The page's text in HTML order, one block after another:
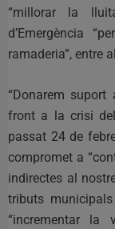
“millorar la
d’Emergència
ramaderia”, entre
“Donarem
front a la crisi
passat 24 de
compromet a
indirectes al
tributs
“incrementar la